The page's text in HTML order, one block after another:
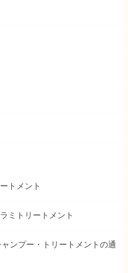
トメント
ミトリートメント
ンプー・トリートメントの通